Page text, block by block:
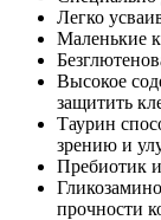
Легко
Маленькие
Высокое
защитить
Таурин
зрению и
Пребиотик
прочности